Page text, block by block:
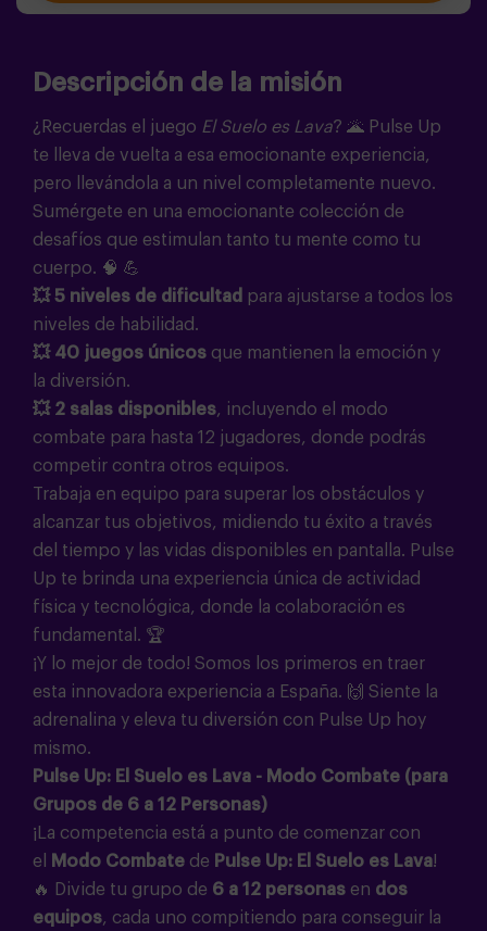
Descripción de la misión
¿Recuerdas el juego El Suelo es Lava? 🌋 Pulse Up
te lleva de vuelta a esa emocionante experiencia,
pero llevándola a un nivel completamente nuevo.
Sumérgete en una emocionante colección de
desafíos que estimulan tanto tu mente como tu
cuerpo. 🧠 💪
💥5 niveles de dificultad para ajustarse a todos los
niveles de habilidad.
💥 40 juegos únicos que mantienen la emoción y
la diversión.
💥 2 salas disponibles, incluyendo el
modo
combate para hasta 12 jugadores, donde podrás
competir contra otros equipos.
Trabaja en equipo para superar los obstáculos y
alcanzar tus objetivos, midiendo tu éxito a través
del tiempo y las vidas disponibles en pantalla. Pulse
Up te brinda una experiencia única de actividad
física y tecnológica, donde la colaboración es
fundamental. 🏆
¡Y lo mejor de todo! Somos los primeros en traer
esta innovadora experiencia a España. 🙌 Siente la
adrenalina y eleva tu diversión con Pulse Up hoy
mismo.
Pulse Up: El Suelo es Lava - Modo Combate (para
Grupos de 6 a 12 Personas)
¡La competencia está a punto de comenzar con
el
Modo Combate de Pulse Up: El Suelo es Lava!
🔥 Divide tu grupo de 6 a 12 personas en dos
equipos, cada uno compitiendo para conseguir la